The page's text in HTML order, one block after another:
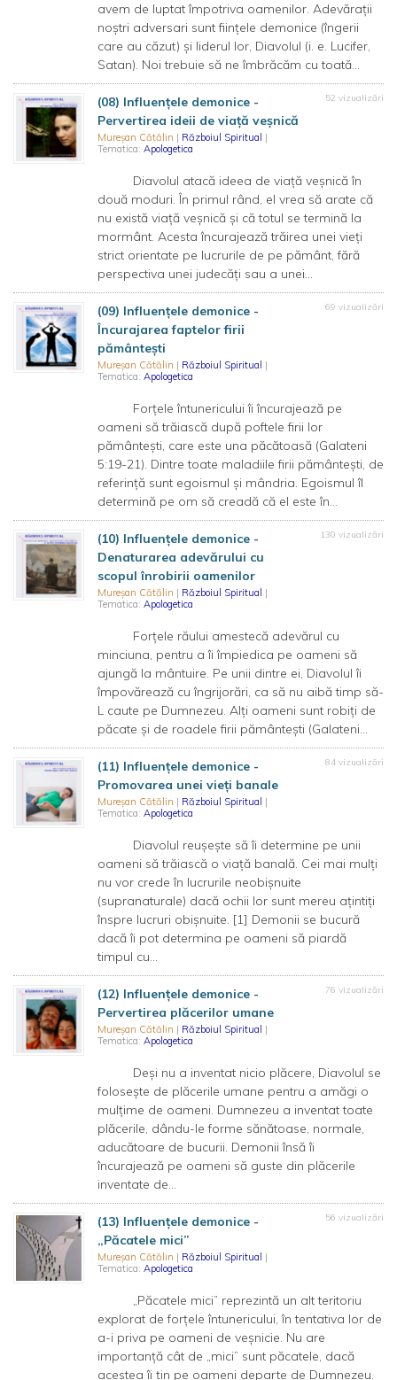
avem de luptat împotriva oamenilor. Adevărații
noștri adversari sunt ființele demonice (îngerii
care au căzut) și liderul lor, Diavolul (i. e. Lucifer,
Satan). Noi trebuie să ne îmbrăcăm cu toată...
(08) Influențele demonice -
Pervertirea ideii de viață veșnică
Mureșan Cătălin | Războiul Spiritual |
Tematica: Apologetica
52 vizualizări
Diavolul atacă ideea de viață veșnică în
două moduri. În primul rând, el vrea să arate că
nu există viață veșnică și că totul se termină la
mormânt. Acesta încurajează trăirea unei vieți
strict orientate pe lucrurile de pe pământ, fără
perspectiva unei judecăți sau a unei...
(09) Influențele demonice -
Încurajarea faptelor firii
pământești
Mureșan Cătălin | Războiul Spiritual |
Tematica: Apologetica
69 vizualizări
Forțele întunericului îi încurajează pe
oameni să trăiască după poftele firii lor
pământești, care este una păcătoasă (Galateni
5:19-21). Dintre toate maladiile firii pământești, de
referință sunt egoismul și mândria. Egoismul îl
determină pe om să creadă că el este în...
(10) Influențele demonice -
Denaturarea adevărului cu
scopul înrobirii oamenilor
Mureșan Cătălin | Războiul Spiritual |
Tematica: Apologetica
130 vizualizări
Forțele răului amestecă adevărul cu
minciuna, pentru a îi împiedica pe oameni să
ajungă la mântuire. Pe unii dintre ei, Diavolul îi
împovărează cu îngrijorări, ca să nu aibă timp să-
L caute pe Dumnezeu. Alți oameni sunt robiți de
păcate și de roadele firii pământești (Galateni...
(11) Influențele demonice -
Promovarea unei vieți banale
Mureșan Cătălin | Războiul Spiritual |
Tematica: Apologetica
84 vizualizări
Diavolul reușește să îi determine pe unii
oameni să trăiască o viață banală. Cei mai mulți
nu vor crede în lucrurile neobișnuite
(supranaturale) dacă ochii lor sunt mereu ațintiți
înspre lucruri obișnuite. [1] Demonii se bucură
dacă îi pot determina pe oameni să piardă
timpul cu...
(12) Influențele demonice -
Pervertirea plăcerilor umane
Mureșan Cătălin | Războiul Spiritual |
Tematica: Apologetica
76 vizualizări
Deși nu a inventat nicio plăcere, Diavolul se
folosește de plăcerile umane pentru a amăgi o
mulțime de oameni. Dumnezeu a inventat toate
plăcerile, dându-le forme sănătoase, normale,
aducătoare de bucurii. Demonii însă îi
încurajează pe oameni să guste din plăcerile
inventate de...
(13) Influențele demonice -
„Păcatele mici”
Mureșan Cătălin | Războiul Spiritual |
Tematica: Apologetica
56 vizualizări
„Păcatele mici” reprezintă un alt teritoriu
explorat de forțele întunericului, în tentativa lor de
a-i priva pe oameni de veșnicie. Nu are
importanță cât de „mici” sunt păcatele, dacă
acestea îi țin pe oameni departe de Dumnezeu.